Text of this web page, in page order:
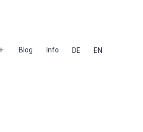
Menü
Blog Info DE EN